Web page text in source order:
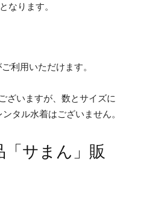
なります。
利用いただけます。
ざいますが、数とサイズに
タル水着はございません。
「サまん」販